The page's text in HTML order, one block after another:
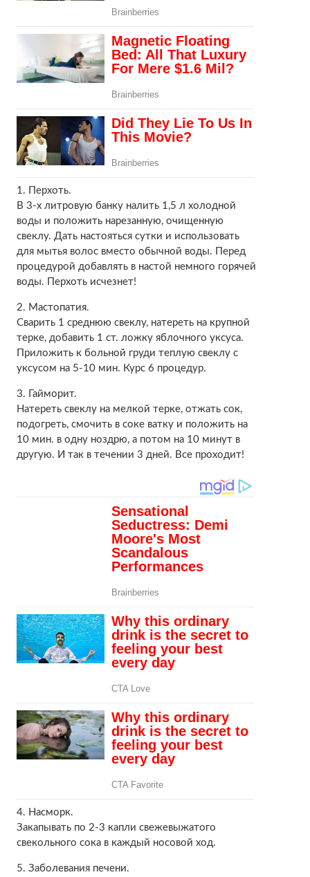
1. Перхоть.
В 3-х литровую банку налить 1,5 л холодной
воды и положить нарезанную, очищенную
свеклу. Дать настояться сутки и использовать
для мытья волос вместо обычной воды. Перед
процедурой добавлять в настой немного горячей
воды. Перхоть исчезнет!
2. Мастопатия.
Сварить 1 среднюю свеклу, натереть на крупной
терке, добавить 1 ст. ложку яблочного уксуса.
Приложить к больной груди теплую свеклу с
уксусом на 5-10 мин. Курс 6 процедур.
3. Гайморит.
Натереть свеклу на мелкой терке, отжать сок,
подогреть, смочить в соке ватку и положить на
10 мин. в одну ноздрю, а потом на 10 минут в
другую. И так в течении 3 дней. Все проходит!
4. Насморк.
Закапывать по 2-3 капли свежевыжатого
свекольного сока в каждый носовой ход.
5. Заболевания печени.